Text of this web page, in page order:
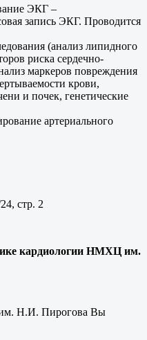
ЭКГ –
запись ЭКГ. Проводится
(анализ липидного
риска сердечно-
маркеров повреждения
крови,
и почек, генетические
артериального
стр. 2
кардиологии НМХЦ им.
Н.И. Пирогова Вы